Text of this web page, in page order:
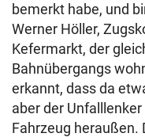
bemerkt habe, und
Werner Höller,
Kefermarkt, der
Bahnübergangs
erkannt, dass da
aber der
Fahrzeug heraußen.